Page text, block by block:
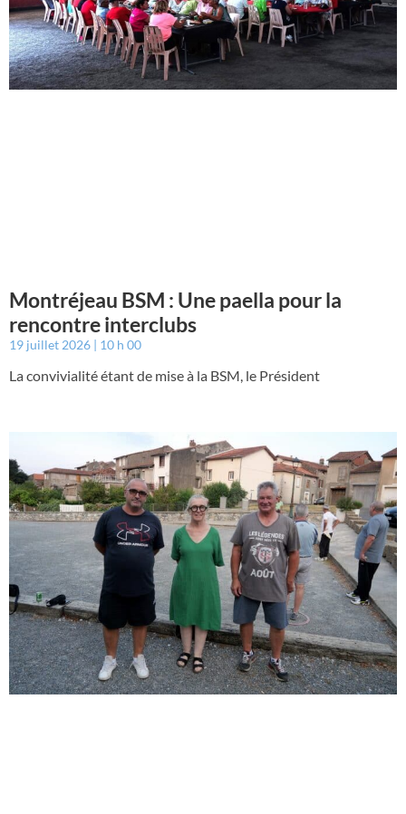
Montréjeau BSM : Une paella pour la
rencontre interclubs
19 juillet 2026 10 h 00
La convivialité étant de mise à la BSM, le Président